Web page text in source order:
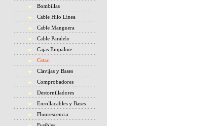
Bombillas
Cable Hilo Linea
Cable Manguera
Cable Paralelo
Cajas Empalme
Cetac
Clavijas y Bases
Comprobadores
Destornilladores
Enrollacables y Bases
Fluorescencia